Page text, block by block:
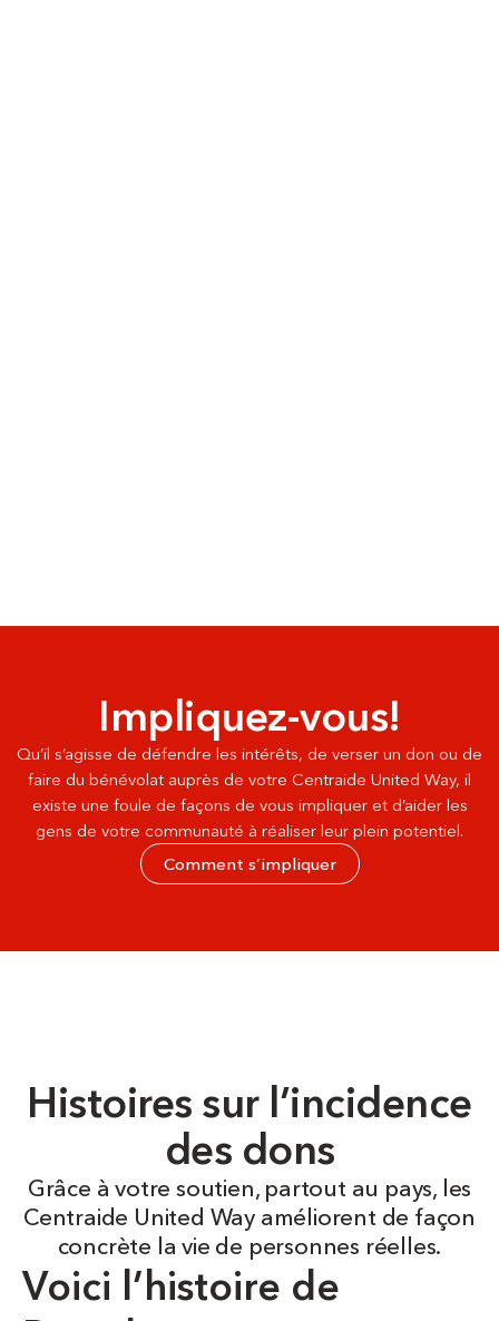
Impliquez-vous!
Qu’il s’agisse de défendre les intérêts, de verser un don ou de
faire du bénévolat auprès de votre Centraide United Way, il
existe une foule de façons de vous impliquer et d’aider les
gens de votre communauté à réaliser leur plein potentiel.
Comment s’impliquer
Histoires sur l’incidence
des dons
Grâce à votre soutien, partout au pays, les
Centraide United Way améliorent de façon
concrète la vie de personnes réelles.
Voici l’histoire de